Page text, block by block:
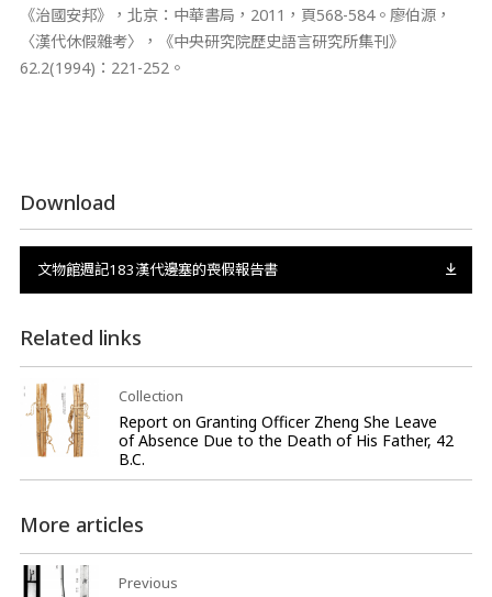
《治國安邦》，北京：中華書局，2011，頁568-584。廖伯源，
〈漢代休假雜考〉，《中央研究院歷史語言研究所集刊》
62.2(1994)：221-252。​
Download
文物館週記183漢代邊塞的喪假報告書
Related links
Collection
Report on Granting Officer Zheng She Leave
of Absence Due to the Death of His Father, 42
B.C.
More articles
Previous